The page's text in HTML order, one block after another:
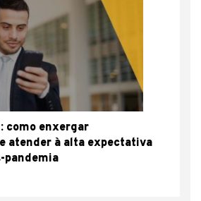
como enxergar
atender à alta expectativa
pandemia